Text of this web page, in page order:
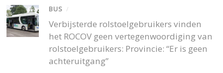
BUS /
Verbijsterde rolstoelgebruikers vinden
het ROCOV geen vertegenwoordiging van
rolstoelgebruikers: Provincie: “Er is geen
achteruitgang”